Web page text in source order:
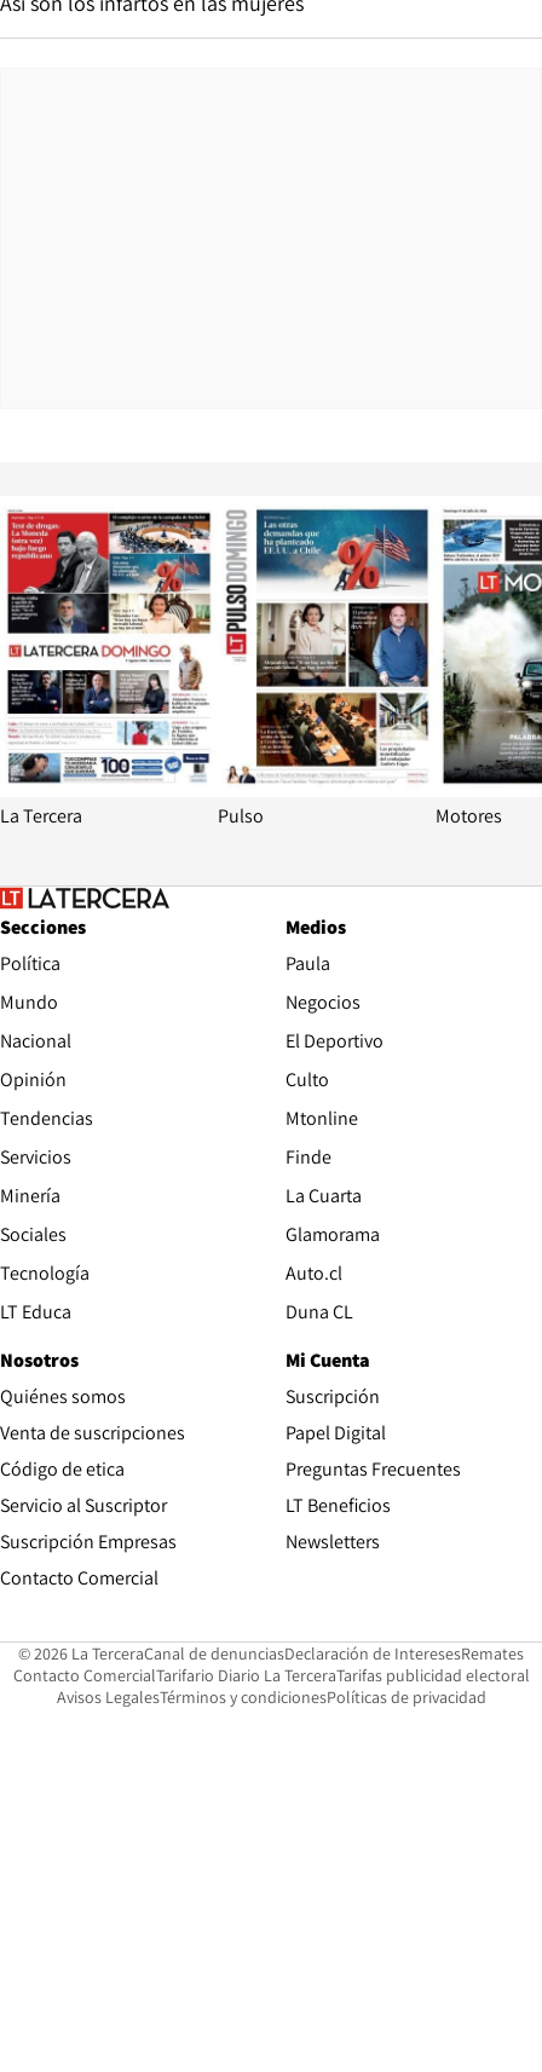
Opens in new window
La Tercera
Opens in
Pulso Motores
Secciones
Política
Mundo
Nacional
Opinión
Tendencias
Servicios
Minería
Sociales
Tecnología
LT Educa
Medios
Paula
Negocios
El Deportivo
Culto
Mtonline
Finde
La Cuarta
Glamorama
Auto.clOpens in new window
Duna CLOpens in new window
Nosotros
Quiénes somos
Venta de suscripciones
Código de etica Opens in new window
Servicio al Suscriptor
Suscripción Empresas
Contacto ComercialOpens in new window
Mi Cuenta
Suscripción
Papel DigitalOpens in new
Preguntas Frecuentes
LT Beneficios
Newsletters
© 2026 La TerceraCanal de denunciasOpens in new window
Declaración de InteresesOpens in
Remates
Contacto ComercialOpens in new window
Tarifario Diario La TerceraOpens in new window
Tarifas publicidad electoral
Avisos LegalesOpens in new window
Términos y condicionesPolíticas de privacidad